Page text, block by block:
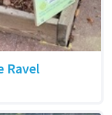
Ravel